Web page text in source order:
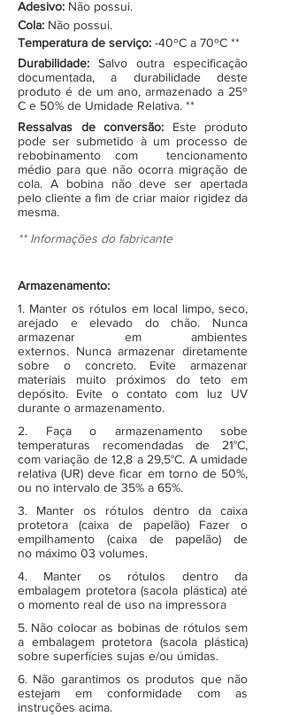
Adesivo: Não possui.
Cola: Não possui.
Temperatura de serviço: -40ºC a 70ºC **
Durabilidade: Salvo outra especificação
documentada, a durabilidade deste
produto é de um ano, armazenado a 25º
C e 50% de Umidade Relativa. **
Ressalvas de conversão: Este produto
pode ser submetido à um processo de
rebobinamento com tencionamento
médio para que não ocorra migração de
cola. A bobina não deve ser apertada
pelo cliente a fim de criar maior rigidez da
mesma.
** Informações do fabricante
Armazenamento:
1. Manter os rótulos em local limpo, seco,
arejado e elevado do chão. Nunca
armazenar em ambientes
externos. Nunca armazenar diretamente
sobre o concreto. Evite armazenar
materiais muito próximos do teto em
depósito. Evite o contato com luz UV
durante o armazenamento.
2. Faça o armazenamento sobe
temperaturas recomendadas de 21°C,
com variação de 12,8 a 29,5°C. A umidade
relativa (UR) deve ficar em torno de 50%,
ou no intervalo de 35% a 65%.
3. Manter os rótulos dentro da caixa
protetora (caixa de papelão) Fazer o
empilhamento (caixa de papelão) de
no máximo 03 volumes.
4. Manter os rótulos dentro da
embalagem protetora (sacola plástica) até
o momento real de uso na impressora
5. Não colocar as bobinas de rótulos sem
a embalagem protetora (sacola plástica)
sobre superfícies sujas e/ou úmidas.
6. Não garantimos os produtos que não
estejam em conformidade com as
instruções acima.